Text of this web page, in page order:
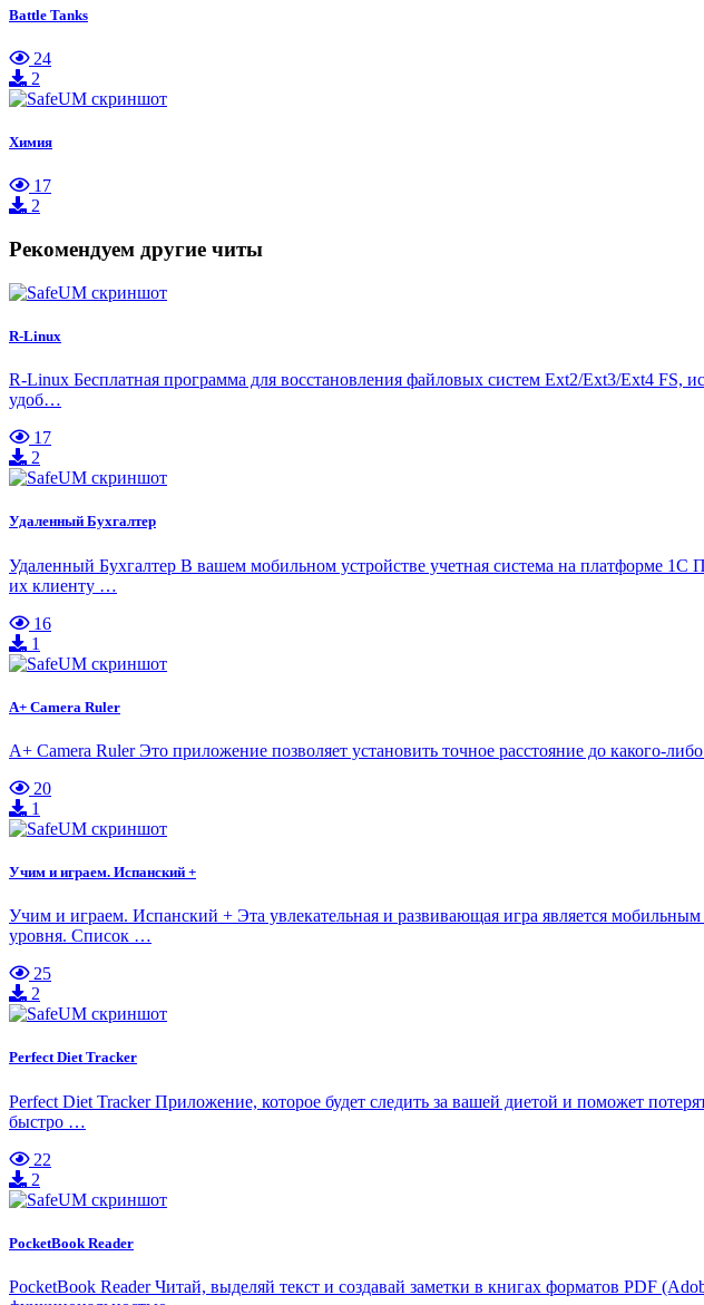
Battle Tanks
24
2
Химия
17
2
Рекомендуем другие читы
R-Linux
R-Linux Бесплатная программа для восстановления файловых систем Ext2/Ext3/Ext4
удоб…
17
2
Удаленный Бухгалтер
Удаленный Бухгалтер В вашем мобильном устройстве учетная система на платформе 1С
их клиенту …
16
1
A+ Camera Ruler
A+ Camera Ruler Это приложение позволяет установить точное расстояние до какого-
20
1
Учим и играем. Испанский +
Учим и играем. Испанский + Эта увлекательная и развивающая игра является
уровня. Список …
25
2
Perfect Diet Tracker
Perfect Diet Tracker Приложение, которое будет следить за вашей диетой и поможет
быстро …
22
2
PocketBook Reader
PocketBook Reader Читай, выделяй текст и создавай заметки в книгах форматов PDF